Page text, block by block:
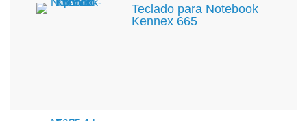
Teclado para Notebook
Kennex 665